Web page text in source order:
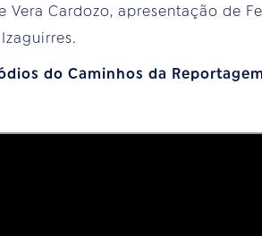
Cardozo, apresentação de
do Caminhos da